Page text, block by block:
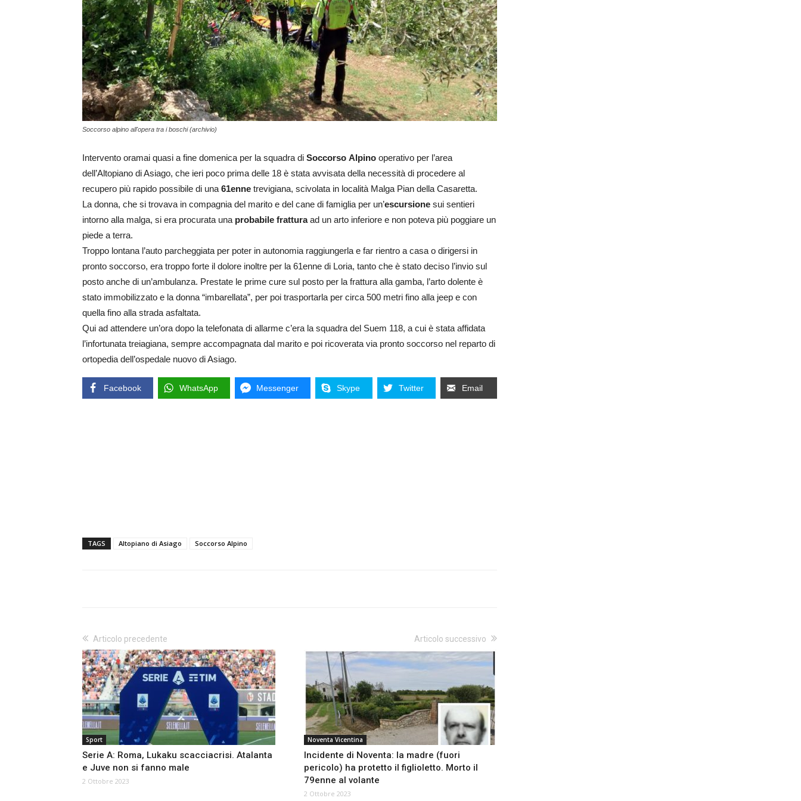
Soccorso alpino all'opera tra i boschi (archivio)
Intervento oramai quasi a fine domenica per la squadra di Soccorso Alpino operativo per l’area
dell’Altopiano di Asiago, che ieri poco prima delle 18 è stata avvisata della necessità di procedere al
recupero più rapido possibile di una 61enne trevigiana, scivolata in località Malga Pian della Casaretta.
La donna, che si trovava in compagnia del marito e del cane di famiglia per un’escursione sui sentieri
intorno alla malga, si era procurata una probabile fratturaad un arto inferiore e non poteva più poggiare un
piede a terra.
Troppo lontana l’auto parcheggiata per poter in autonomia raggiungerla e far rientro a casa o dirigersi in
pronto soccorso, era troppo forte il dolore inoltre per la 61enne di Loria, tanto che è stato deciso l’invio sul
posto anche di un’ambulanza. Prestate le prime cure sul posto per la frattura alla gamba, l’arto dolente è
stato immobilizzato e la donna “imbarellata”, per poi trasportarla per circa 500 metri fino alla jeep e con
quella fino alla strada asfaltata.
Qui ad attendere un’ora dopo la telefonata di allarme c’era la squadra del Suem 118, a cui è stata affidata
l’infortunata treiagiana, sempre accompagnata dal marito e poi ricoverata via pronto soccorso nel reparto di
ortopedia dell’ospedale nuovo di Asiago.
Facebook WhatsApp Messenger Skype Twitter Email
TAGS Altopiano di Asiago Soccorso Alpino
Articolo precedente
Sport
Serie A: Roma, Lukaku scacciacrisi. Atalanta
e Juve non si fanno male
2 Ottobre 2023
Articolo successivo
Noventa Vicentina
Incidente di Noventa: la madre (fuori
pericolo) ha protetto il figlioletto. Morto il
79enne al volante
2 Ottobre 2023